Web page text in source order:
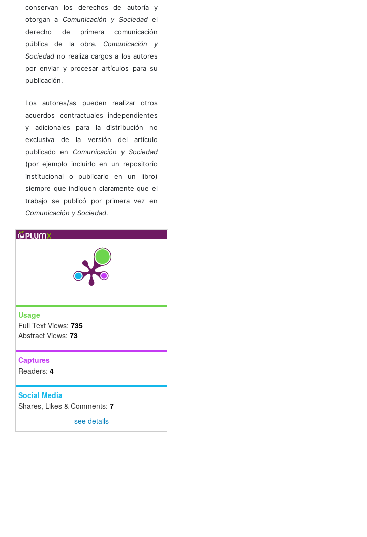
conservan los derechos de autoría y
otorgan a Comunicación y Sociedadel
derecho de primera comunicación
pública de la obra. Comunicación y
Sociedad no realiza cargos a los autores
por enviar y procesar artículos para su
publicación.
Los autores/as pueden realizar otros
acuerdos contractuales independientes
y adicionales para la distribución no
exclusiva de la versión del artículo
publicado en Comunicación y Sociedad
(por ejemplo incluirlo en un repositorio
institucional o publicarlo en un libro)
siempre que indiquen claramente que el
trabajo se publicó por primera vez en
Comunicación y Sociedad.
Usage
Full Text Views: 735
Abstract Views: 73
Captures
Readers: 4
Social Media
Shares, Likes & Comments: 7
see details